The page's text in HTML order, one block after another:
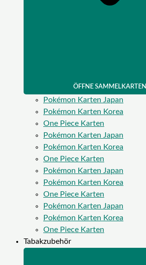
ÖFFNE SAMMELKARTEN
Pokémon Karten Japan
Pokémon Karten Korea
One Piece Karten
Pokémon Karten Japan
Pokémon Karten Korea
One Piece Karten
Pokémon Karten Japan
Pokémon Karten Korea
One Piece Karten
Pokémon Karten Japan
Pokémon Karten Korea
One Piece Karten
Tabakzubehör